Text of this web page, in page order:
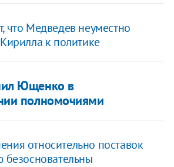
что Медведев неуместно
к политике
Ющенко в
полномочиями
относительно поставок
безосновательны